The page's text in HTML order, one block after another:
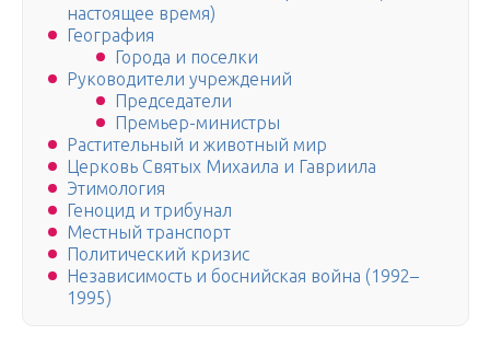
настоящее время)
География
Города и поселки
Руководители учреждений
Председатели
Премьер-министры
Растительный и животный мир
Церковь Святых Михаила и Гавриила
Этимология
Геноцид и трибунал
Местный транспорт
Политический кризис
Независимость и боснийская война (1992–
1995)